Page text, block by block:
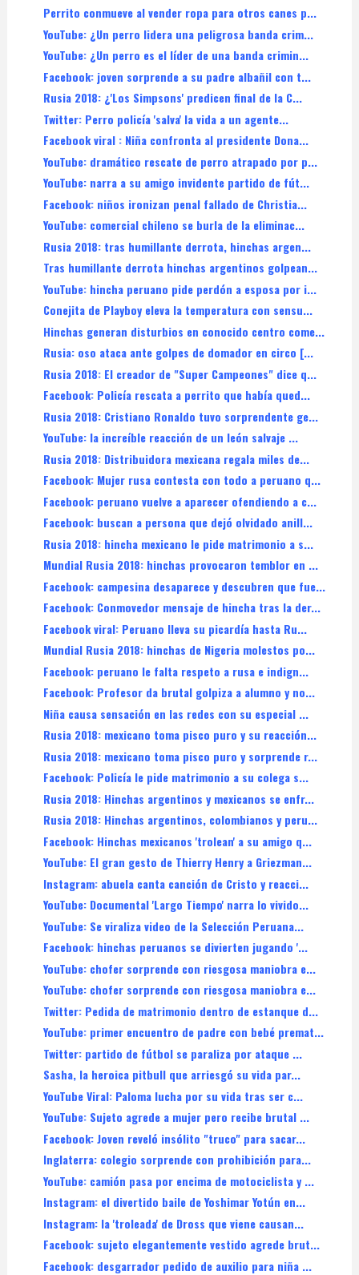
Perrito conmueve al vender ropa para otros canes p...
YouTube: ¿Un perro lidera una peligrosa banda crim...
YouTube: ¿Un perro es el líder de una banda crimin...
Facebook: joven sorprende a su padre albañil con t...
Rusia 2018: ¿'Los Simpsons' predicen final de la C...
Twitter: Perro policía 'salva' la vida a un agente...
Facebook viral : Niña confronta al presidente Dona...
YouTube: dramático rescate de perro atrapado por p...
YouTube: narra a su amigo invidente partido de fút...
Facebook: niños ironizan penal fallado de Christia...
YouTube: comercial chileno se burla de la eliminac...
Rusia 2018: tras humillante derrota, hinchas argen...
Tras humillante derrota hinchas argentinos golpean...
YouTube: hincha peruano pide perdón a esposa por i...
Conejita de Playboy eleva la temperatura con sensu...
Hinchas generan disturbios en conocido centro come...
Rusia: oso ataca ante golpes de domador en circo [...
Rusia 2018: El creador de "Super Campeones" dice q...
Facebook: Policía rescata a perrito que había qued...
Rusia 2018: Cristiano Ronaldo tuvo sorprendente ge...
YouTube: la increíble reacción de un león salvaje ...
Rusia 2018: Distribuidora mexicana regala miles de...
Facebook: Mujer rusa contesta con todo a peruano q...
Facebook: peruano vuelve a aparecer ofendiendo a c...
Facebook: buscan a persona que dejó olvidado anill...
Rusia 2018: hincha mexicano le pide matrimonio a s...
Mundial Rusia 2018: hinchas provocaron temblor en ...
Facebook: campesina desaparece y descubren que fue...
Facebook: Conmovedor mensaje de hincha tras la der...
Facebook viral: Peruano lleva su picardía hasta Ru...
Mundial Rusia 2018: hinchas de Nigeria molestos po...
Facebook: peruano le falta respeto a rusa e indign...
Facebook: Profesor da brutal golpiza a alumno y no...
Niña causa sensación en las redes con su especial ...
Rusia 2018: mexicano toma pisco puro y su reacción...
Rusia 2018: mexicano toma pisco puro y sorprende r...
Facebook: Policía le pide matrimonio a su colega s...
Rusia 2018: Hinchas argentinos y mexicanos se enfr...
Rusia 2018: Hinchas argentinos, colombianos y peru...
Facebook: Hinchas mexicanos 'trolean' a su amigo q...
YouTube: El gran gesto de Thierry Henry a Griezman...
Instagram: abuela canta canción de Cristo y reacci...
YouTube: Documental 'Largo Tiempo' narra lo vivido...
YouTube: Se viraliza video de la Selección Peruana...
Facebook: hinchas peruanos se divierten jugando '...
YouTube: chofer sorprende con riesgosa maniobra e...
YouTube: chofer sorprende con riesgosa maniobra e...
Twitter: Pedida de matrimonio dentro de estanque d...
YouTube: primer encuentro de padre con bebé premat...
Twitter: partido de fútbol se paraliza por ataque ...
Sasha, la heroica pitbull que arriesgó su vida par...
YouTube Viral: Paloma lucha por su vida tras ser c...
YouTube: Sujeto agrede a mujer pero recibe brutal ...
Facebook: Joven reveló insólito "truco" para sacar...
Inglaterra: colegio sorprende con prohibición para...
YouTube: camión pasa por encima de motociclista y ...
Instagram: el divertido baile de Yoshimar Yotún en...
Instagram: la 'troleada' de Dross que viene causan...
Facebook: sujeto elegantemente vestido agrede brut...
Facebook: desgarrador pedido de auxilio para niña ...